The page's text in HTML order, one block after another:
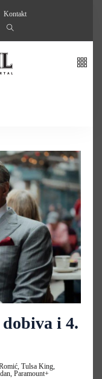
Kontakt
i 4.
Tulsa King,
Paramount+